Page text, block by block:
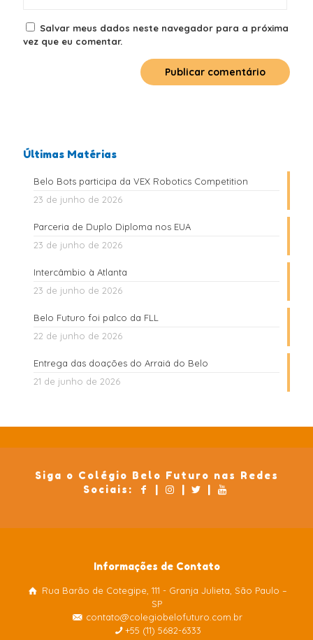
Salvar meus dados neste navegador para a próxima
vez que eu comentar.
Últimas Matérias
Belo Bots participa da VEX Robotics Competition
23 de junho de 2026
Parceria de Duplo Diploma nos EUA
23 de junho de 2026
Intercâmbio à Atlanta
23 de junho de 2026
Belo Futuro foi palco da FLL
22 de junho de 2026
Entrega das doações do Arraiá do Belo
21 de junho de 2026
Siga o Colégio Belo Futuro nas Redes
Sociais:
| | |
Informações de Contato
Rua Barão de Cotegipe, 111 - Granja Julieta, São Paulo –
SP
contato@colegiobelofuturo.com.br
+55 (11) 5682-6333
Colégio Belo Futuro
Internacional